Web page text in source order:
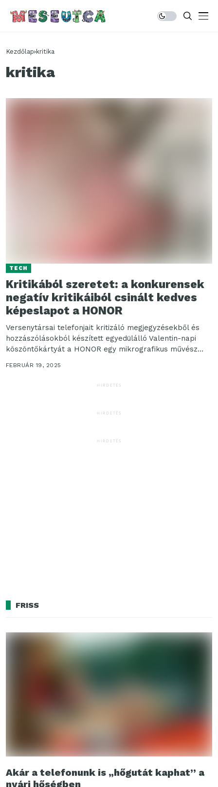
Kezdőlap kritika
kritika
TECH
Kritikából szeretet: a konkurensek
negatív kritikáiból csinált kedves
képeslapot a HONOR
Versenytársai telefonjait kritizáló megjegyzésekből és
hozzászólásokból készített egyedülálló Valentin-napi
köszöntőkártyát a HONOR egy mikrografikus művész
segítségével, szeretetté formálva a gyűlölködést és
indulatokat. A...
FEBRUÁR 19, 2025
HIRDETÉS
HIRDETÉS
HIRDETÉS
FRISS
Akár a telefonunk is „hőgutát kaphat” a
nyári hőségben